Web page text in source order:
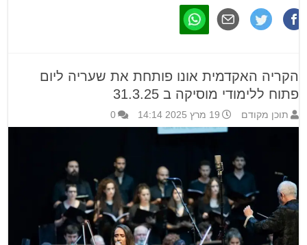
הקריה האקדמית אונו פותחת את שעריה ליום
פתוח ללימודי מוסיקה ב 31.3.25
תוכן מקודם 19 מרץ 2025 14:14 0